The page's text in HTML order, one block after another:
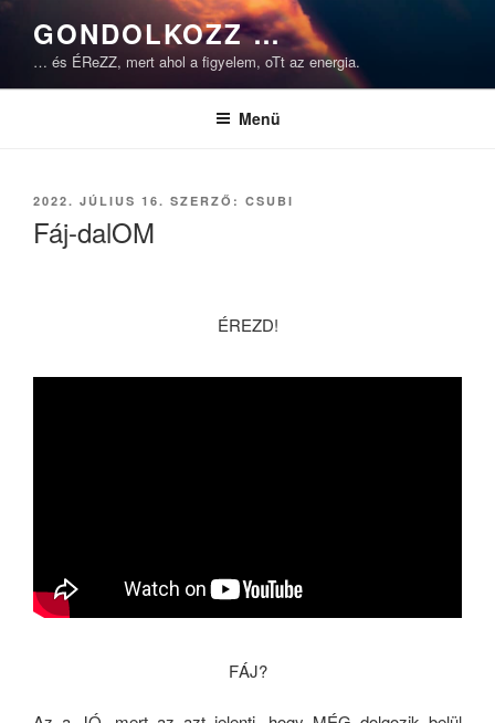
Tartalomhoz
GONDOLKOZZ …
… és ÉReZZ, mert ahol a figyelem, oTt az energia.
Menü
BEKÜLDVE:
2022. JÚLIUS 16. SZERZŐ: CSUBI
Fáj-dalOM
ÉREZD!
FÁJ?